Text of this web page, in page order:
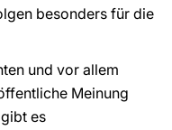
besonders für die
und vor allem
Meinung
es